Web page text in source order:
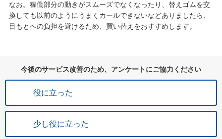
なお。稼働部分の動きがスムーズでなくなったり、替えゴムを交
換しても以前のようにうまくカールできないなどありましたら、
目もとへの負担を避けるため、買い替えをおすすめします。
今後のサービス改善のため、アンケートにご協力ください
役に立った
少し役に立った